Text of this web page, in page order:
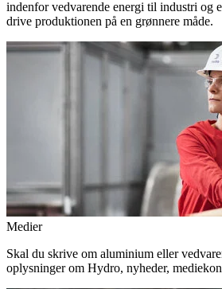
indenfor vedvarende energi til industri og
drive produktionen på en grønnere måde.
Medier
Skal du skrive om aluminium eller
oplysninger om Hydro, nyheder,